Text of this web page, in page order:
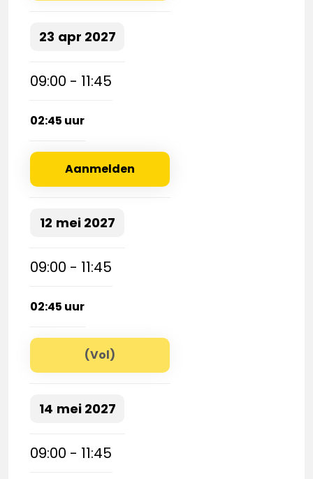
23 apr 2027
09:00 - 11:45
02:45 uur
Aanmelden
12 mei2027
09:00 - 11:45
02:45 uur
(Vol)
14 mei2027
09:00 - 11:45